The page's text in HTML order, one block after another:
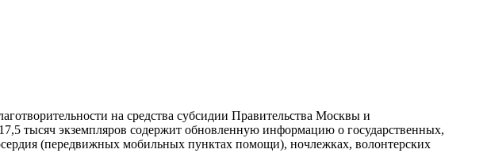
на средства субсидии Правительства Москвы и
тысяч экземпляров содержит обновленную информацию о государственных,
(передвижных мобильных пунктах помощи), ночлежках, волонтерских